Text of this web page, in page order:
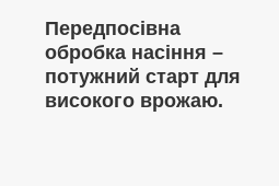
Передпосівна
обробка насіння –
потужний старт для
високого врожаю.